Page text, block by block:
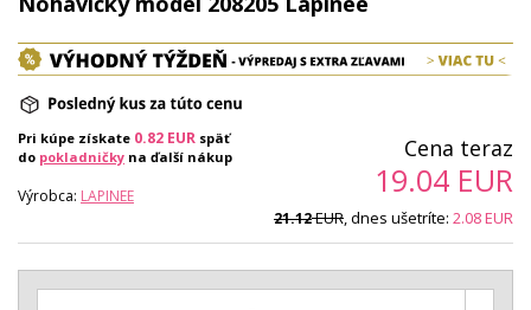
Pri kúpe získate 0.82 EUR späť
do pokladničky na ďalší nákup
Výrobca: LAPINEE
Cena teraz
19.04 EUR
21.12EUR, dnes ušetríte: 2.08EUR